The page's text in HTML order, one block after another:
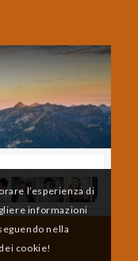
l’esperienza di
informazioni
nella
cookie!